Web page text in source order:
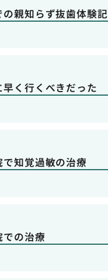
の親知らず抜歯体験記
早く行くべきだった
で知覚過敏の治療
の治療